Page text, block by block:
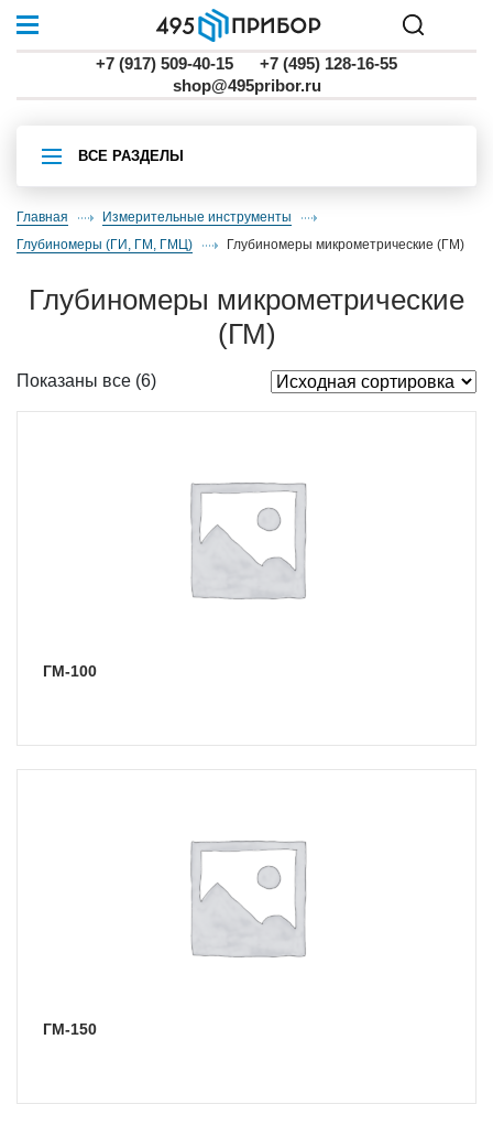
+7 (917) 509-40-15
+7 (495) 128-16-55
shop@495pribor.ru
ВСЕ РАЗДЕЛЫ
Главная
Измерительные инструменты
глубиномеры (ГИ, ГМ, ГМЦ)
глубиномеры микрометрические (ГМ)
глубиномеры микрометрические
(ГМ)
Показаны все (6)
ГМ-100
ГМ-150